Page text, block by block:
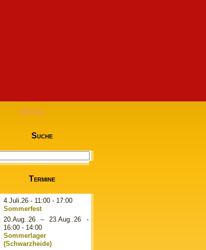
Termine
Suche
Termine
4.Juli.26- 11:00 - 17:00
Sommerfest
20.Aug..26
– 23.Aug..26 -
16:00 - 14:00
Sommerlager
(Schwarzheide)